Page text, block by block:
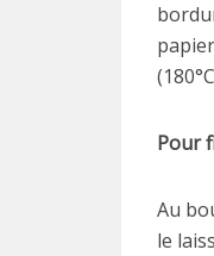
Pour
Au
le